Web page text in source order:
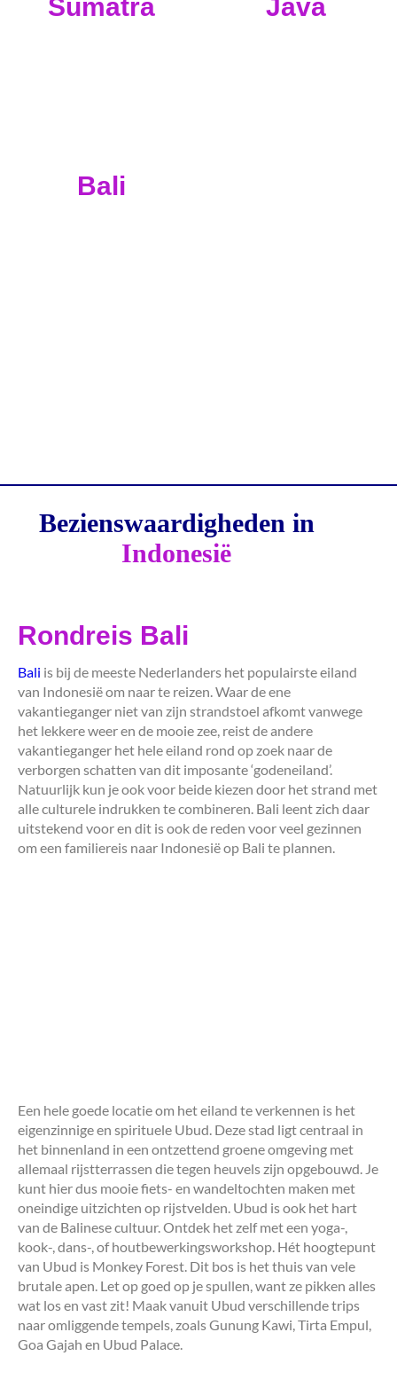
Sumatra Java
Bali
Bezienswaardigheden in
Indonesië
Rondreis Bali
Bali is bij de meeste Nederlanders het populairste eiland
van Indonesië om naar te reizen. Waar de ene
vakantieganger niet van zijn strandstoel afkomt vanwege
het lekkere weer en de mooie zee, reist de andere
vakantieganger het hele eiland rond op zoek naar de
verborgen schatten van dit imposante ‘godeneiland’.
Natuurlijk kun je ook voor beide kiezen door het strand met
alle culturele indrukken te combineren. Bali leent zich daar
uitstekend voor en dit is ook de reden voor veel gezinnen
om een familiereis naar Indonesië op Bali te plannen.
Een hele goede locatie om het eiland te verkennen is het
eigenzinnige en spirituele Ubud. Deze stad ligt centraal in
het binnenland in een ontzettend groene omgeving met
allemaal rijstterrassen die tegen heuvels zijn opgebouwd. Je
kunt hier dus mooie fiets- en wandeltochten maken met
oneindige uitzichten op rijstvelden. Ubud is ook het hart
van de Balinese cultuur. Ontdek het zelf met een yoga-,
kook-, dans-, of houtbewerkingsworkshop. Hét hoogtepunt
van Ubud is Monkey Forest. Dit bos is het thuis van vele
brutale apen. Let op goed op je spullen, want ze pikken alles
wat los en vast zit! Maak vanuit Ubud verschillende trips
naar omliggende tempels, zoals Gunung Kawi, Tirta Empul,
Goa Gajah en Ubud Palace.